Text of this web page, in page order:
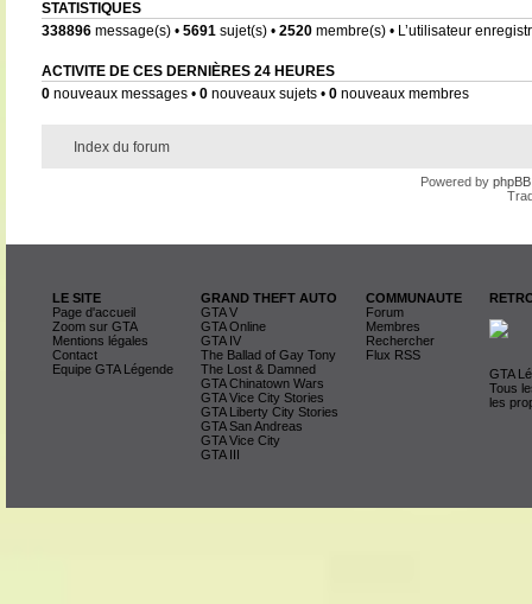
STATISTIQUES
338896message(s) • 5691sujet(s) • 2520membre(s) • L’utilisateur
ACTIVITE DE CES DERNIÈRES 24 HEURES
0nouveaux messages • 0nouveaux sujets • 0nouveaux membres
Index du forum
Powered by phpBB
LE SITE
Page d'accueil
Zoom sur GTA
Mentions légales
Contact
Equipe GTA Légende
GRAND THEFT AUTO
GTA V
GTA Online
GTA IV
The Ballad of Gay Tony
The Lost & Damned
GTA Chinatown Wars
GTA Vice City Stories
GTA Liberty City Stories
GTA San Andreas
GTA Vice City
GTA III
COMMUNAUTE
Forum
Membres
Rechercher
Flux RSS
GTA
Tous
les